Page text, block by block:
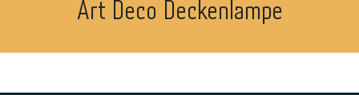
Art Deco Deckenlampe